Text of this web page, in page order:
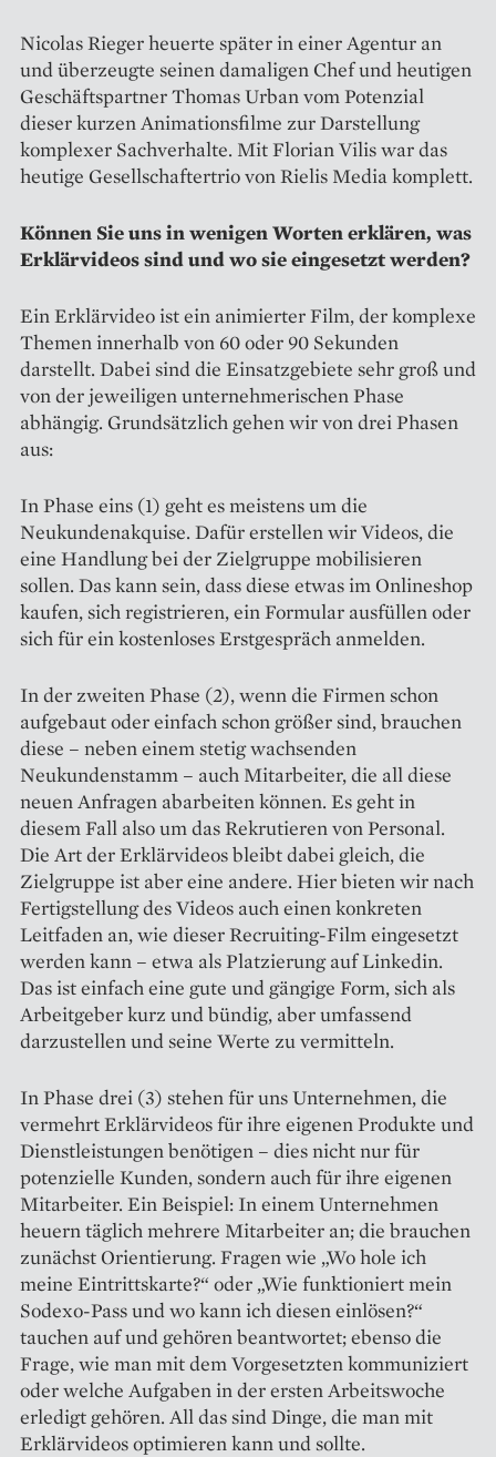
Nicolas Rieger heuerte später in einer Agentur an
und überzeugte seinen damaligen Chef und heutigen
Geschäftspartner Thomas Urban vom Potenzial
dieser kurzen Animationsfilme zur Darstellung
komplexer Sachverhalte. Mit Florian Vilis war das
heutige Gesellschaftertrio von Rielis Media komplett.
Können Sie uns in wenigen Worten erklären, was
Erklärvideos sind und wo sie eingesetzt werden?
Ein Erklärvideo ist ein animierter Film, der komplexe
Themen innerhalb von 60 oder 90 Sekunden
darstellt. Dabei sind die Einsatzgebiete sehr groß und
von der jeweiligen unternehmerischen Phase
abhängig. Grundsätzlich gehen wir von drei Phasen
aus:
In Phase eins (1) geht es meistens um die
Neukundenakquise. Dafür erstellen wir Videos, die
eine Handlung bei der Zielgruppe mobilisieren
sollen. Das kann sein, dass diese etwas im Onlineshop
kaufen, sich registrieren, ein Formular ausfüllen oder
sich für ein kostenloses Erstgespräch anmelden.
In der zweiten Phase (2), wenn die Firmen schon
aufgebaut oder einfach schon größer sind, brauchen
diese – neben einem stetig wachsenden
Neukundenstamm – auch Mitarbeiter, die all diese
neuen Anfragen abarbeiten können. Es geht in
diesem Fall also um das Rekrutieren von Personal.
Die Art der Erklärvideos bleibt dabei gleich, die
Zielgruppe ist aber eine andere. Hier bieten wir nach
Fertigstellung des Videos auch einen konkreten
Leitfaden an, wie dieser Recruiting-Film eingesetzt
werden kann – etwa als Platzierung auf Linkedin.
Das ist einfach eine gute und gängige Form, sich als
Arbeitgeber kurz und bündig, aber umfassend
darzustellen und seine Werte zu vermitteln.
In Phase drei (3) stehen für uns Unternehmen, die
vermehrt Erklärvideos für ihre eigenen Produkte und
Dienstleistungen benötigen – dies nicht nur für
potenzielle Kunden, sondern auch für ihre eigenen
Mitarbeiter. Ein Beispiel: In einem Unternehmen
heuern täglich mehrere Mitarbeiter an; die brauchen
zunächst Orientierung. Fragen wie „Wo hole ich
meine Eintrittskarte?“ oder „Wie funktioniert mein
Sodexo-Pass und wo kann ich diesen einlösen?“
tauchen auf und gehören beantwortet; ebenso die
Frage, wie man mit dem Vorgesetzten kommuniziert
oder welche Aufgaben in der ersten Arbeitswoche
erledigt gehören. All das sind Dinge, die man mit
Erklärvideos optimieren kann und sollte.